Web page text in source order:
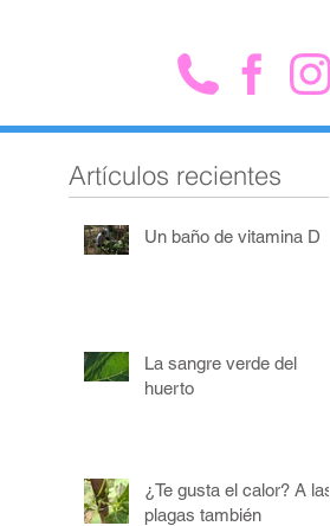
Artículos recientes
Un baño de vitamina D
La sangre verde del
huerto
¿Te gusta el calor? A las
plagas también